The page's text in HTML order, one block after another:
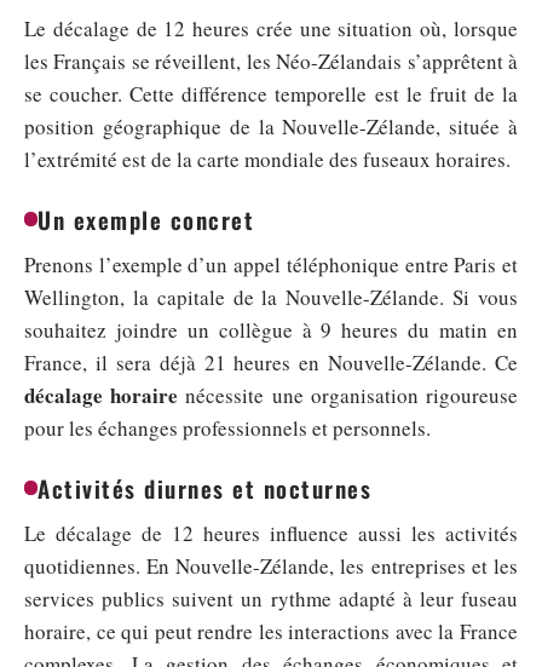
Le décalage de 12 heures crée une situation où, lorsque
les Français se réveillent, les Néo-Zélandais s’apprêtent à
se coucher. Cette différence temporelle est le fruit de la
position géographique de la Nouvelle-Zélande, située à
l’extrémité est de la carte mondiale des fuseaux horaires.
Un exemple concret
Prenons l’exemple d’un appel téléphonique entre Paris et
Wellington, la capitale de la Nouvelle-Zélande. Si vous
souhaitez joindre un collègue à 9 heures du matin en
France, il sera déjà 21 heures en Nouvelle-Zélande. Ce
décalage horaire nécessite une organisation rigoureuse
pour les échanges professionnels et personnels.
Activités diurnes et nocturnes
Le décalage de 12 heures influence aussi les activités
quotidiennes. En Nouvelle-Zélande, les entreprises et les
services publics suivent un rythme adapté à leur fuseau
horaire, ce qui peut rendre les interactions avec la France